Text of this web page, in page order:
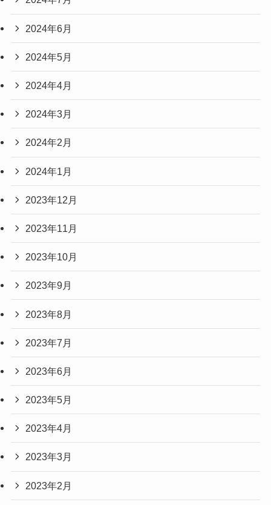
2024年6月
2024年5月
2024年4月
2024年3月
2024年2月
2024年1月
2023年12月
2023年11月
2023年10月
2023年9月
2023年8月
2023年7月
2023年6月
2023年5月
2023年4月
2023年3月
2023年2月